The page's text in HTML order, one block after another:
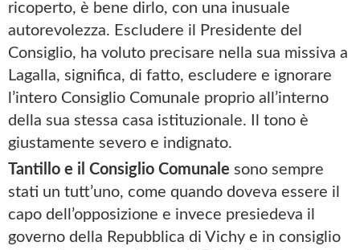
ricoperto, è bene dirlo, con una inusuale
autorevolezza. Escludere il Presidente del
Consiglio, ha voluto precisare nella sua missiva a
Lagalla, significa, di fatto, escludere e ignorare
l’intero Consiglio Comunale proprio all’interno
della sua stessa casa istituzionale. Il tono è
giustamente severo e indignato.
Tantillo e il Consiglio Comunale sono sempre
stati un tutt’uno, come quando doveva essere il
capo dell’opposizione e invece presiedeva il
governo della Repubblica di Vichy e in consiglio